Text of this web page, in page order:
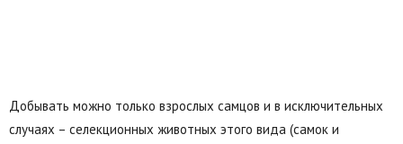
Добывать можно только взрослых самцов и в исключительных
случаях – селекционных животных этого вида (самок и